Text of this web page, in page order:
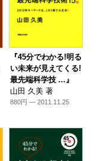
『45分でわかる!明る
い未来が見えてくる!
最先端科学技 …』
山田 久美 著
880円 — 2011.11.25